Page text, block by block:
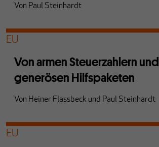
Von Paul Steinhardt
EU
Von armen Steuerzahlern und
generösen Hilfspaketen
Von Heiner Flassbeck und Paul Steinhardt
EU